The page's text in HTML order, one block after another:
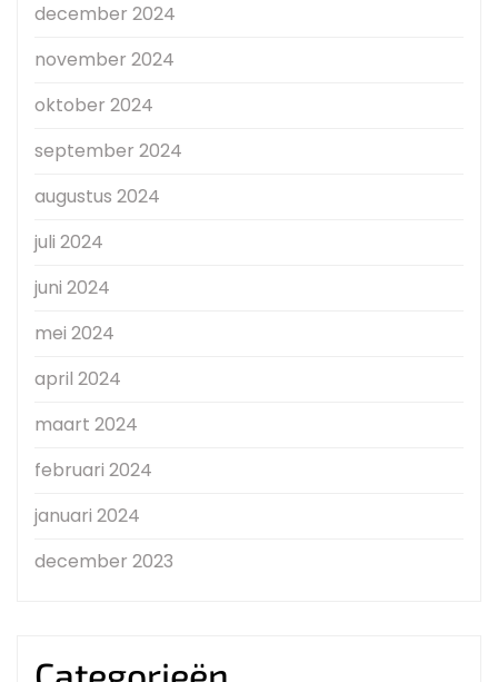
december 2024
november 2024
oktober 2024
september 2024
augustus 2024
juli 2024
juni 2024
mei 2024
april 2024
maart 2024
februari 2024
januari 2024
december 2023